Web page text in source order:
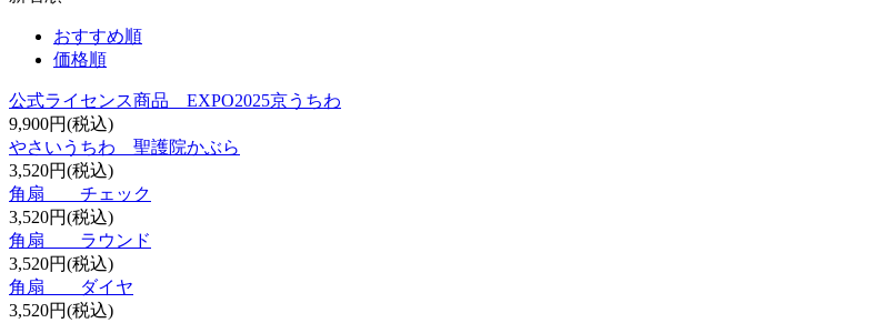
おすすめ順
価格順
公式ライセンス商品 EXPO2025京うちわ
9,900円(税込)
やさいうちわ 聖護院かぶら
3,520円(税込)
角扇 チェック
3,520円(税込)
角扇 ラウンド
3,520円(税込)
角扇 ダイヤ
3,520円(税込)